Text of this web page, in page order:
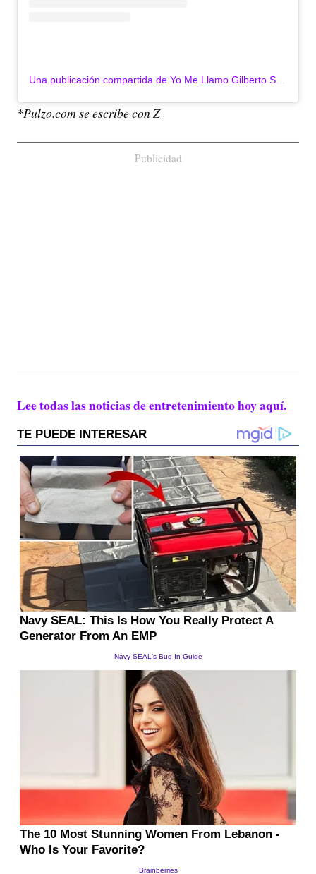
*Pulzo.com se escribe con Z
Publicidad
Lee todas las noticias de entretenimiento hoy aquí.